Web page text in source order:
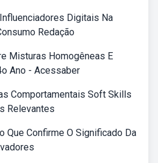
Digitais Na
Redação
Misturas Homogêneas E
Ano - Acessaber
Comportamentais Soft Skills
Relevantes
Que Confirme O Significado Da